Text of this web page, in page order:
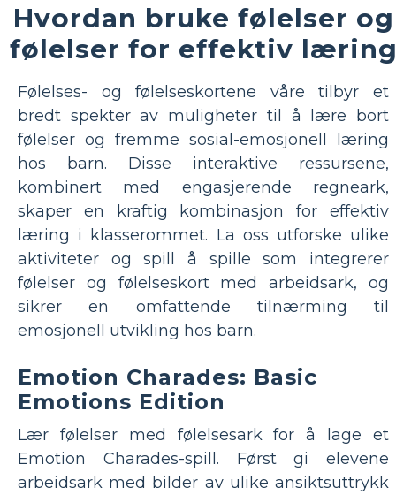
Hvordan bruke følelser og
følelser for effektiv
Følelses- og følelseskortene våre tilbyr et
bredt spekter av muligheter til å lære bort
følelser og fremme sosial-emosjonell læring
hos barn. Disse interaktive ressursene,
kombinert med engasjerende regneark,
skaper en kraftig kombinasjon for effektiv
læring i klasserommet. La oss utforske ulike
aktiviteter og spill å spille som integrerer
følelser og følelseskort med arbeidsark, og
sikrer en omfattende tilnærming til
emosjonell utvikling hos barn.
Emotion Charades: Basic
Emotions Edition
Lær følelser med følelsesark for å lage et
Emotion Charades-spill. Først gi elevene
arbeidsark med bilder av ulike ansiktsuttrykk